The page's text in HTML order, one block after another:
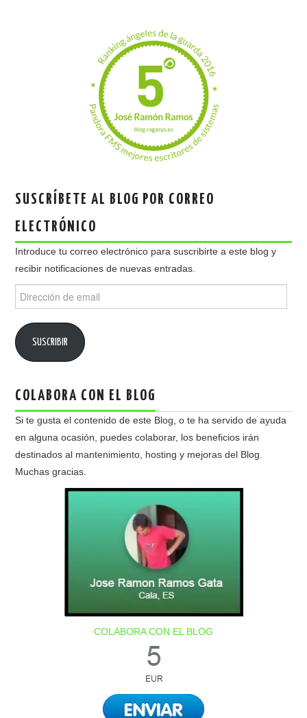
SUSCRÍBETE AL BLOG POR CORREO
ELECTRÓNICO
Introduce tu correo electrónico para suscribirte a este blog y
recibir notificaciones de nuevas entradas.
de
SUSCRIBIR
COLABORA CON EL BLOG
Si te gusta el contenido de este Blog, o te ha servido de ayuda
en alguna ocasión, puedes colaborar, los beneficios irán
destinados al mantenimiento, hosting y mejoras del Blog.
Muchas gracias.
COLABORA CON EL BLOG